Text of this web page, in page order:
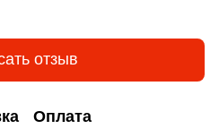
отзыв
Оплата